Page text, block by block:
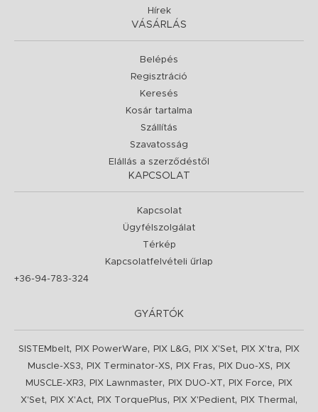
Hírek
VÁSÁRLÁS
Belépés
Regisztráció
Keresés
Kosár tartalma
Szállítás
Szavatosság
Elállás a szerződéstől
KAPCSOLAT
Kapcsolat
Ügyfélszolgálat
Térkép
Kapcsolatfelvételi űrlap
+36-94-783-324
GYÁRTÓK
SISTEMbelt, PIX PowerWare, PIX L&G, PIX X'Set, PIX X'tra,
PIX
Muscle-XS3, PIX Terminator-XS, PIX Fras, PIX Duo-XS,
PIX
MUSCLE-XR3, PIX Lawnmaster, PIX DUO-XT , PIX Force,
PIX
X'Set, PIX X'Act, PIX TorquePlus, PIX X'Pedient, PIX Thermal ,